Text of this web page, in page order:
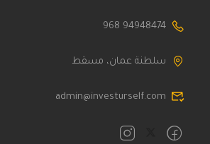
94948474 968
سلطنة عمان، مسقط
admin@investurself.com